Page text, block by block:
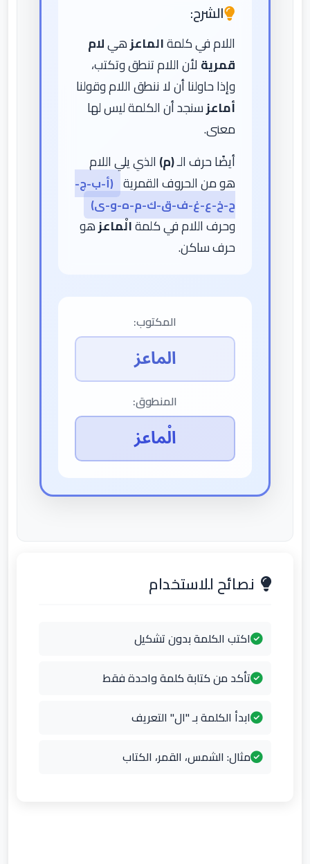
الشرح:
اللام في كلمةالماعزهيلام
قمريةلأن اللام تنطق وتكتب،
وإذا حاولنا أن لا ننطق اللام وقولنا
أماعزسنجد أن الكلمة ليس لها
معنى.
أيضًا حرف الـ(م)الذي يلي اللام
هو من الحروف القمرية (أ-ب-ج-
ح-خ-ع-غ-ف-ق-ك-م-ه-و-ى)
وحرف اللام في كلمةالْماعزهو
حرف ساكن.
المكتوب:
الماعز
المنطوق:
الْماعز
نصائح للاستخدام
اكتب الكلمة بدون تشكيل
تأكد من كتابة كلمة واحدة فقط
ابدأ الكلمة بـ "ال" التعريف
مثال: الشمس، القمر، الكتاب